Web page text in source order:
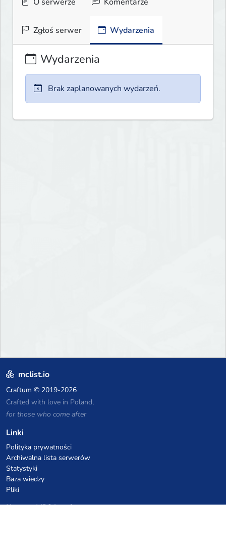
Zgłoś serwer Wydarzenia
Wydarzenia
Brak zaplanowanych wydarzeń.
mclist.io
Craftum © 2019-2026
Crafted with love in Poland,
for those who come after
Linki
Polityka prywatności
Archiwalna lista serwerów
Statystyki
Baza wiedzy
Pliki
Kupony VPS hostingowe